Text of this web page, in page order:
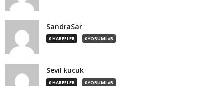
SandraSar
0 HABERLER 0 YORUMLAR
Sevil kucuk
0 HABERLER 0 YORUMLAR